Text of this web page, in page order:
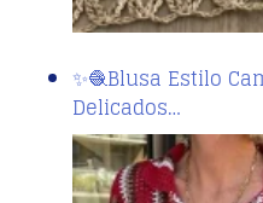
✨🧶Blusa Estilo
Delicados…